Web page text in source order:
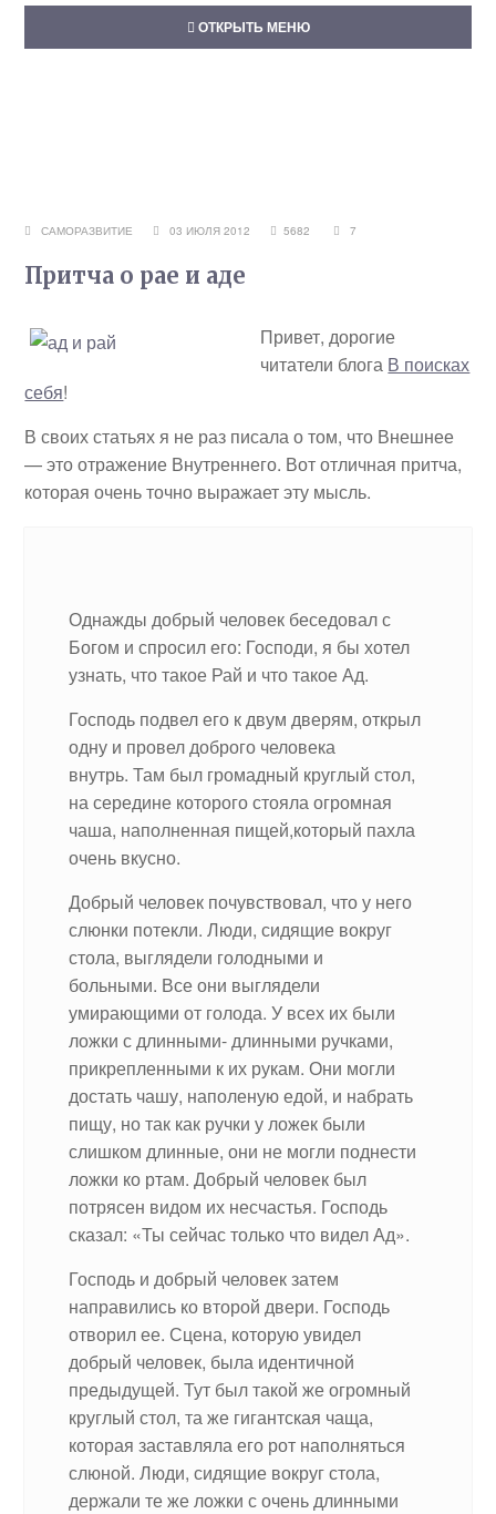
ОТКРЫТЬ МЕНЮ
САМОРАЗВИТИЕ 03 ИЮЛЯ 2012 5682 7
Притча о рае и аде
Привет, дорогие
читатели блога В поисках
себя!
В своих статьях я не раз писала о том, что Внешнее
— это отражение Внутреннего. Вот отличная притча,
которая очень точно выражает эту мысль.
Однажды добрый человек беседовал с
Богом и спросил его: Господи, я бы хотел
узнать, что такое Рай и что такое Ад.
Господь подвел его к двум дверям, открыл
одну и провел доброго человека
внутрь. Там был громадный круглый стол,
на середине которого стояла огромная
чаша, наполненная пищей,который пахла
очень вкусно.
Добрый человек почувствовал, что у него
слюнки потекли. Люди, сидящие вокруг
стола, выглядели голодными и
больными. Все они выглядели
умирающими от голода. У всех их были
ложки с длинными- длинными ручками,
прикрепленными к их рукам. Они могли
достать чашу, наполеную едой, и набрать
пищу, но так как ручки у ложек были
слишком длинные, они не могли поднести
ложки ко ртам. Добрый человек был
потрясен видом их несчастья. Господь
сказал: «Ты сейчас только что видел Ад».
Господь и добрый человек затем
направились ко второй двери. Господь
отворил ее. Сцена, которую увидел
добрый человек, была идентичной
предыдущей. Тут был такой же огромный
круглый стол, та же гигантская чаща,
которая заставляла его рот наполняться
слюной. Люди, сидящие вокруг стола,
держали те же ложки с очень длинными